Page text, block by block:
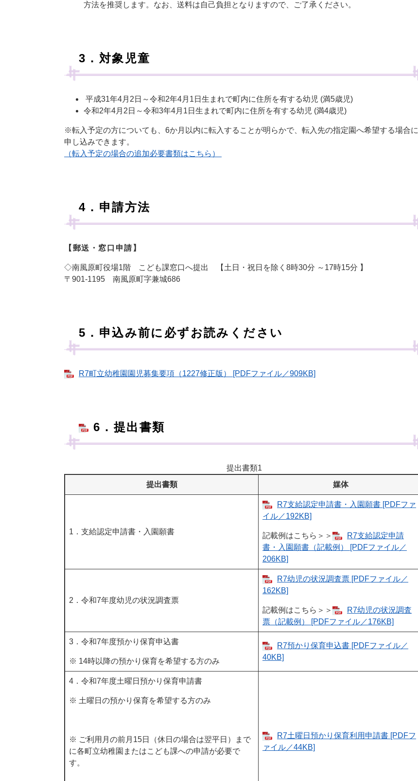
方法を推奨します。なお、送料は自己負担となりますので、ご了承ください。
3．対象児童
平成31年4月2日～令和2年4月1日生まれで町内に住所を有する幼児 (満5歳児)
令和2年4月2日～令和3年4月1日生まれで町内に住所を有する幼児 (満4歳児)
※転入予定の方についても、6か月以内に転入することが明らかで、転入先の指定園へ希望する場合に
申し込みできます。
（転入予定の場合の追加必要書類はこちら）
​4．申請方法
【郵送・窓口申請】
◇南風原町役場1階 こども課窓口へ提出 【土日・祝日を除く8時30分 ～17時15分 】
〒901-1195 南風原町字兼城686
5．申込み前に必ずお読みください
R7町立幼稚園園児募集要項（1227修正版） [PDFファイル／909KB]
6 ．提出書類
提出書類1
提出書類
媒体
1．支給認定申請書・入園願書
R7支給認定申請書・入園願書 [PDFファ
イル／192KB]
記載例はこちら＞＞
R7支給認定申請
書・入園願書（記載例） [PDFファイル／
206KB]
2．令和7年度幼児の状況調査票
R7幼児の状況調査票 [PDFファイル／
162KB]
記載例はこちら＞＞
R7幼児の状況調査
票（記載例） [PDFファイル／176KB]
3．令和7年度預かり保育申込書
※ 14時以降の預かり保育を希望する方のみ
R7預かり保育申込書 [PDFファイル／
40KB]
4．令和7年度土曜日預かり保育申請書
※ 土曜日の預かり保育を希望する方のみ
※ ご利用月の前月15日（休日の場合は翌平日）まで
に各町立幼稚園またはこども課への申請が必要で
す。
R7土曜日預かり保育利用申請書 [PDFフ
ァイル／44KB]